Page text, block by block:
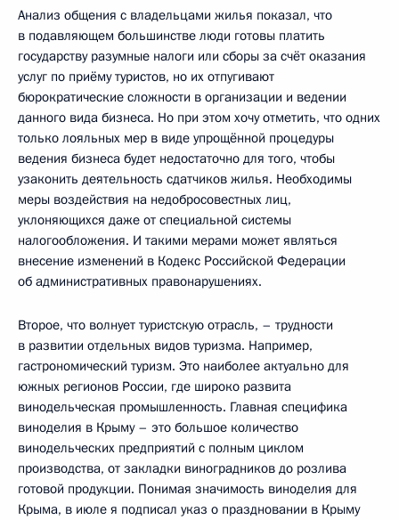
Анализ общения с владельцами жилья показал, что
в подавляющем большинстве люди готовы платить
государству разумные налоги или сборы за счёт оказания
услуг по приёму туристов, но их отпугивают
бюрократические сложности в организации и ведении
данного вида бизнеса. Но при этом хочу отметить, что одних
только лояльных мер в виде упрощённой процедуры
ведения бизнеса будет недостаточно для того, чтобы
узаконить деятельность сдатчиков жилья. Необходимы
меры воздействия на недобросовестных лиц,
уклоняющихся даже от специальной системы
налогообложения. И такими мерами может являться
внесение изменений в Кодекс Российской Федерации
об административных правонарушениях.
Второе, что волнует туристскую отрасль, – трудности
в развитии отдельных видов туризма. Например,
гастрономический туризм. Это наиболее актуально для
южных регионов России, где широко развита
винодельческая промышленность. Главная специфика
виноделия в Крыму – это большое количество
винодельческих предприятий с полным циклом
производства, от закладки виноградников до розлива
готовой продукции. Понимая значимость виноделия для
Крыма, в июле я подписал указ о праздновании в Крыму